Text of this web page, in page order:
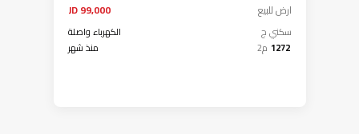
ارضللبيع 99,000 JD
سكني ج
الكهرباء واصلة
1272 م2 منذ شهر